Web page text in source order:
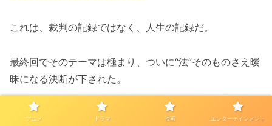
これは、裁判の記録ではなく、人生の記録だ。
最終回でそのテーマは極まり、ついに“法”そのものさえ曖
昧になる決断が下された。
でもそこには、 ルールよりも、魂に触れようとする意志
アニメ ドラマ 映画 エンターテインメント